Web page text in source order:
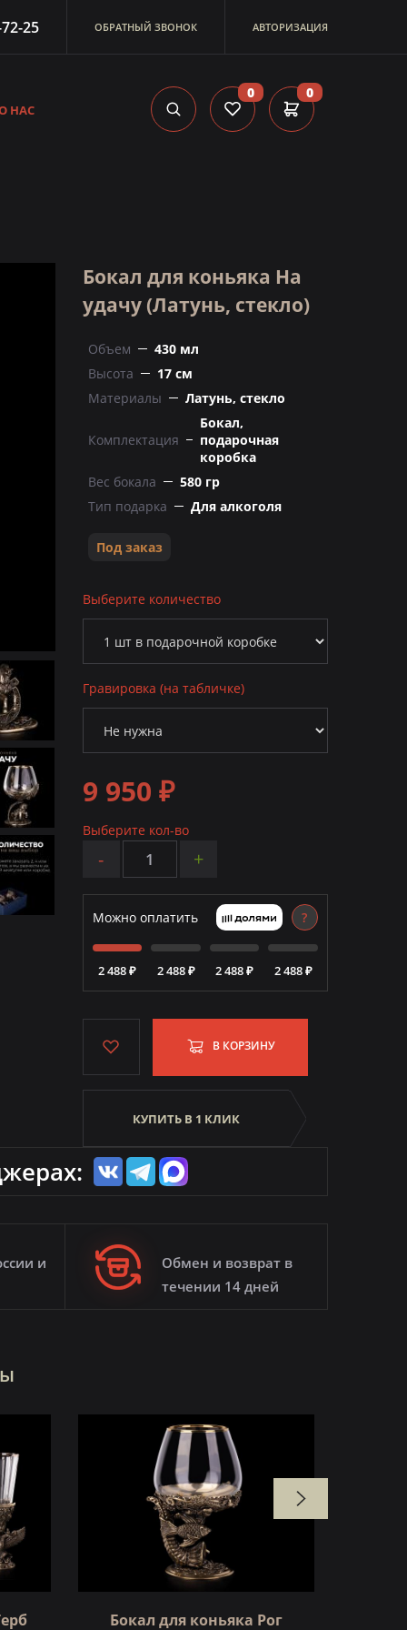
АВТОРИЗАЦИЯ
ОБРАТНЫЙ ЗВОНОК
25
НАС
0
0
Бокал для коньяка На
удачу (Латунь, стекло)
Объем
430 мл
Высота
17 см
Материалы
Латунь, стекло
Комплектация
Бокал,
подарочная
коробка
Вес бокала
580 гр
Тип подарка
Для алкоголя
Под заказ
Выберите количество
Гравировка (на табличке)
9 950 ₽
Выберите кол-во
- +
Можно оплатить ?
2 488 ₽ 2 488 ₽ 2 488 ₽ 2 488 ₽
В КОРЗИНУ
КУПИТЬ В 1 КЛИК
и
Обмен и возврат в
течении 14 дней
Бокал для коньяка Рог